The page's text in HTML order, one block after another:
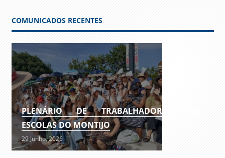
COMUNICADOS RECENTES
PLENÁRIO DE TRABALHADORES DAS
ESCOLAS DO MONTIJO
29 Junho, 2026